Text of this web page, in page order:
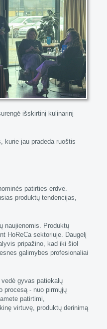
išskirtinį kulinarinį
kurie jau pradeda ruoštis
patirties erdve.
produktų tendencijas,
naujienomis. Produktų
HoReCa sektoriuje. Daugelį
pripažino, kad iki šiol
galimybes profesionaliai
gyvas patiekalų
procesą - nuo pirmųjų
patirtimi,
virtuvę, produktų derinimą